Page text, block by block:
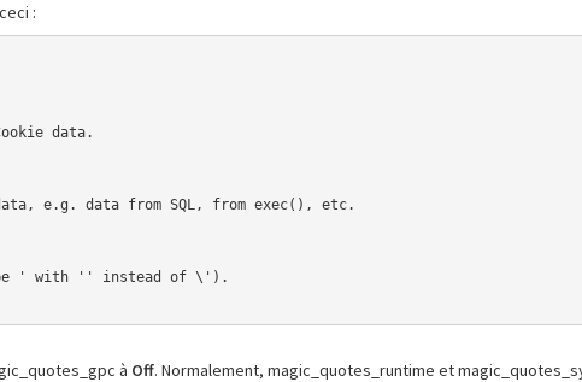
:
data.
e.g. data from SQL, from exec(), etc.
' with '' instead of \').
à Off. Normalement, magic_quotes_runtime et